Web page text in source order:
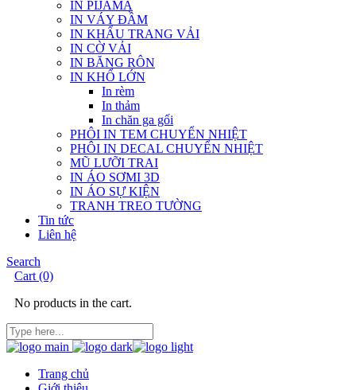
IN PIJAMA
IN VÁY ĐẦM
IN KHẨU TRANG VẢI
IN CỜ VẢI
IN BĂNG RÔN
IN KHỔ LỚN
In rèm
In thảm
In chăn ga gối
PHÔI IN TEM CHUYỂN NHIỆT
PHÔI IN DECAL CHUYỂN NHIỆT
MŨ LƯỠI TRAI
IN ÁO SƠMI 3D
IN ÁO SỰ KIỆN
TRANH TREO TƯỜNG
Tin tức
Liên hệ
Search
Cart (0)
No products in the cart.
Trang chủ